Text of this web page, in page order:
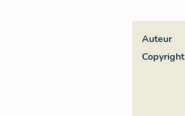
Auteur
Copyright